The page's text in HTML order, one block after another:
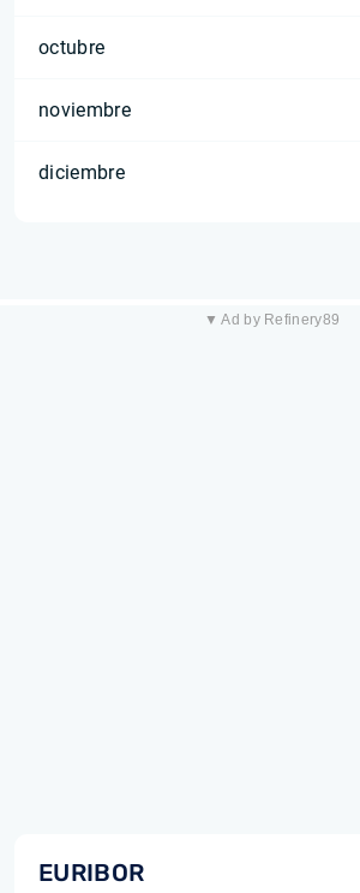
octubre
noviembre
diciembre
▼ Ad by Refinery89
EURIBOR